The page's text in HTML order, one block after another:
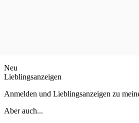
Neu
Lieblingsanzeigen
Anmelden und Lieblingsanzeigen zu
Aber auch...